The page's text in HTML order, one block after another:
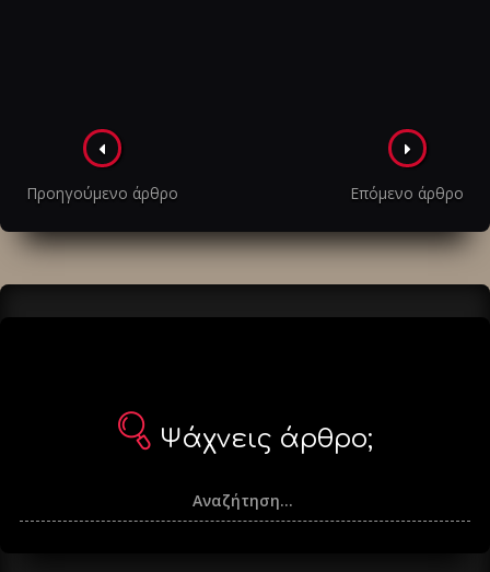
Πλοήγηση
στα
άρθρα
Προηγούμενο άρθρο Επόμενο άρθρο
Ψάχνεις άρθρο;